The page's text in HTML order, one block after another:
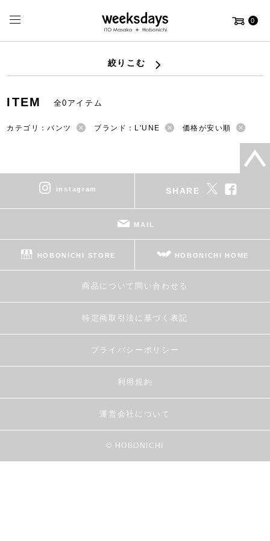
0
絞りこむ
ITEM 全0アイテム
カテゴリ：パンツ ブランド：L'UNE 価格が安い順
instagram SHARE
MAIL
HOBONICHI STORE HOBONICHI HOME
商品について問い合わせる
特定商取引法に基づく表記
プライバシーポリシー
利用規約
運営会社について
© HOBONICHI